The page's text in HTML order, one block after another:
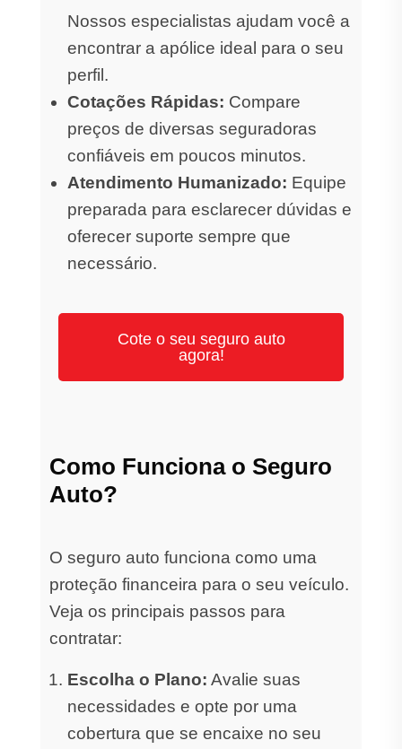
Nossos especialistas ajudam você a
encontrar a apólice ideal para o seu
perfil.
Cotações Rápidas: Compare
preços de diversas seguradoras
confiáveis em poucos minutos.
Atendimento Humanizado: Equipe
preparada para esclarecer dúvidas e
oferecer suporte sempre que
necessário.
Cote o seu seguro auto
agora!
Como Funciona o Seguro
Auto?
O seguro auto funciona como uma
proteção financeira para o seu veículo.
Veja os principais passos para
contratar:
Escolha o Plano: Avalie suas
necessidades e opte por uma
cobertura que se encaixe no seu